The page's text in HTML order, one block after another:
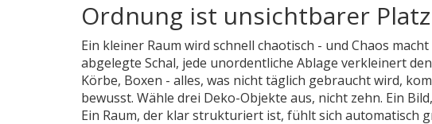
Ordnung ist unsichtbarer Platz
Ein kleiner Raum wird schnell chaotisch - und Chaos
abgelegte Schal, jede unordentliche Ablage verkleinert
Körbe, Boxen - alles, was nicht täglich gebraucht wird,
bewusst. Wähle drei Deko-Objekte aus, nicht zehn. Ein
Ein Raum, der klar strukturiert ist, fühlt sich automatisch